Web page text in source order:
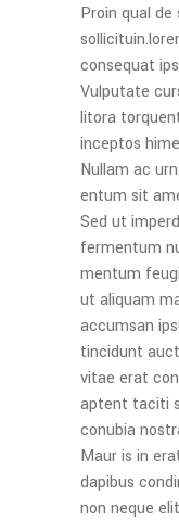
Proin qual de
consequat
Vulputate
litora
inceptos
Nullam ac
entum sit
Sed ut
fermentum
mentum
ut aliquam
accumsan
tincidunt
vitae erat
aptent taciti
conubia
Maur is in
dapibus
non neque